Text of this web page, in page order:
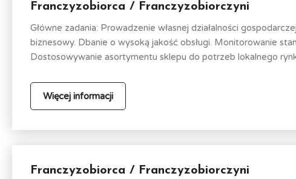
Franczyzobiorca / Franczyzobiorczyni
Główne zadania: Prowadzenie własnej działalności
biznesowy. Dbanie o wysoką jakość obsługi. Monitorowanie
Dostosowywanie asortymentu sklepu do potrzeb lokalnego
Więcej informacji
Franczyzobiorca / Franczyzobiorczyni